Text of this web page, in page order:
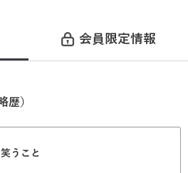
会員限定情報
歴）
うこと